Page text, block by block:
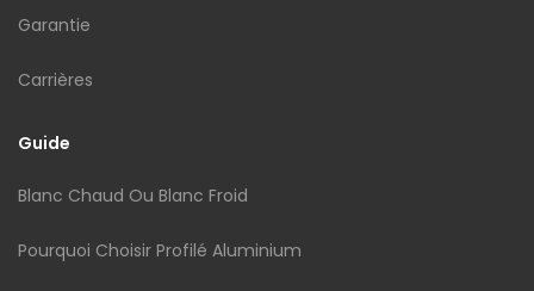
Garantie
Carrières
Guide
Blanc Chaud Ou Blanc Froid
Pourquoi Choisir Profilé Aluminium